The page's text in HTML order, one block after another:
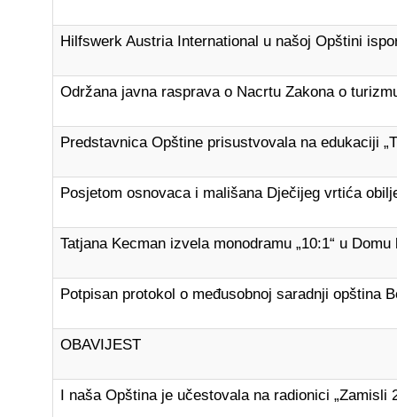
Hilfswerk Austria International u našoj Opštini
Održana javna rasprava o Nacrtu Zakona o
Predstavnica Opštine prisustvovala na edukaciji
Posjetom osnovaca i mališana Dječijeg vrtića
Tatjana Kecman izvela monodramu „10:1“ u Domu
Potpisan protokol o međusobnoj saradnji opština
OBAVIJEST
I naša Opština je učestovala na radionici „Zamisli